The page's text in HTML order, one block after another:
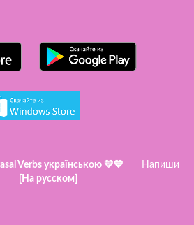
Verbs українською 💛💙
Напиши
[На русском]